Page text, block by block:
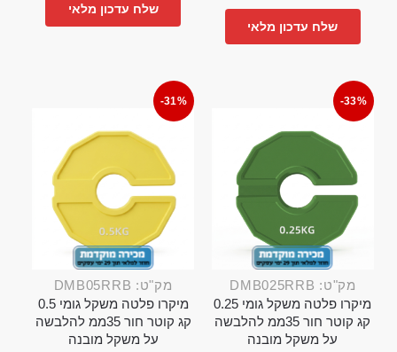
שלח עדכון מלאי
שלח עדכון מלאי
-33%
מק"ט: DMB025RRB
מיקרו פלטה משקל גומי 0.25
קג קוטר חור 35ממ להלבשה
על משקל מובנה
-31%
מק"ט: DMB05RRB
מיקרו פלטה משקל גומי 0.5
קג קוטר חור 35ממ להלבשה
על משקל מובנה